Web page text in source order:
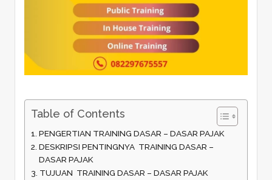
Table of Contents
PENGERTIAN TRAINING DASAR – DASAR PAJAK
DESKRIPSI PENTINGNYA TRAINING DASAR –
DASAR PAJAK
TUJUAN TRAINING DASAR – DASAR PAJAK